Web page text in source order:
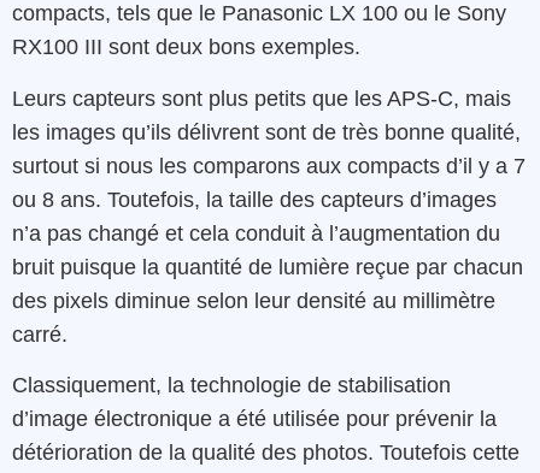
compacts, tels que le Panasonic LX 100 ou le Sony
RX100 III sont deux bons exemples.
Leurs capteurs sont plus petits que les APS-C, mais
les images qu’ils délivrent sont de très bonne qualité,
surtout si nous les comparons aux compacts d’il y a 7
ou 8 ans. Toutefois, la taille des capteurs d’images
n’a pas changé et cela conduit à l’augmentation du
bruit puisque la quantité de lumière reçue par chacun
des pixels diminue selon leur densité au millimètre
carré.
Classiquement, la technologie de stabilisation
d’image électronique a été utilisée pour prévenir la
détérioration de la qualité des photos. Toutefois cette